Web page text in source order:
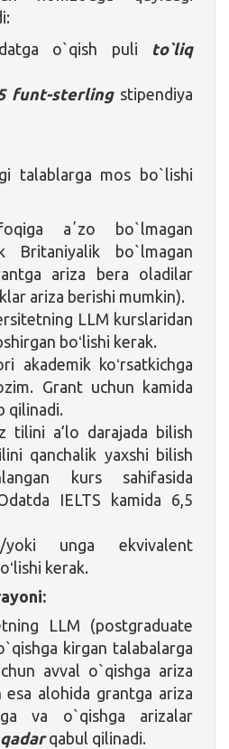
o`qish puli to`liq
funt-sterlingstipendiya
talablarga mos bo`lishi
aʼzo bo`lmagan
Britaniyalik bo`lmagan
ariza bera oladilar
ariza berishi mumkin).
LLM kurslaridan
boʻlishi kerak.
akademik koʻrsatkichga
Grant uchun kamida
qilinadi.
tilini a’lo darajada bilish
qanchalik yaxshi bilish
kurs sahifasida
IELTS kamida 6,5
yoki unga ekvivalent
kerak.
LLM (postgraduate
kirgan talabalarga
avval o`qishga ariza
esa alohida grantga ariza
va o`qishga arizalar
qabul qilinadi.